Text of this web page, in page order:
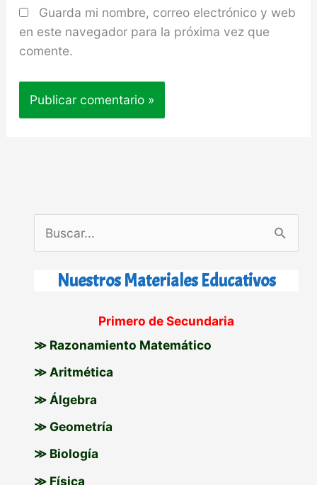
Guarda mi nombre, correo electrónico y web
en este navegador para la próxima vez que
comente.
u
r
p
o
Nuestros Materiales Educativos
Primero de Secundaria
≫ Razonamiento Matemático
≫ Aritmética
≫ Álgebra
≫ Geometría
≫ Biología
≫ Física